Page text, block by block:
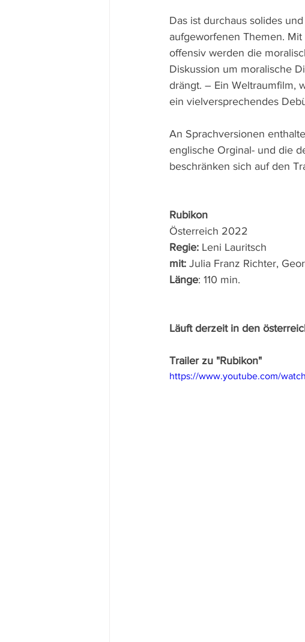
Das ist durchaus solides
aufgeworfenen Themen.
offensiv werden die
Diskussion um moralische
drängt. – Ein Weltraumfilm,
ein vielversprechendes
An Sprachversionen
englische Orginal- und die
beschränken sich auf den
Rubikon
Österreich 2022
Regie: Leni Lauritsch
mit: Julia Franz Richter,
Länge: 110 min.
Läuft derzeit in den
Trailer zu "Rubikon"
https://www.youtube.com/